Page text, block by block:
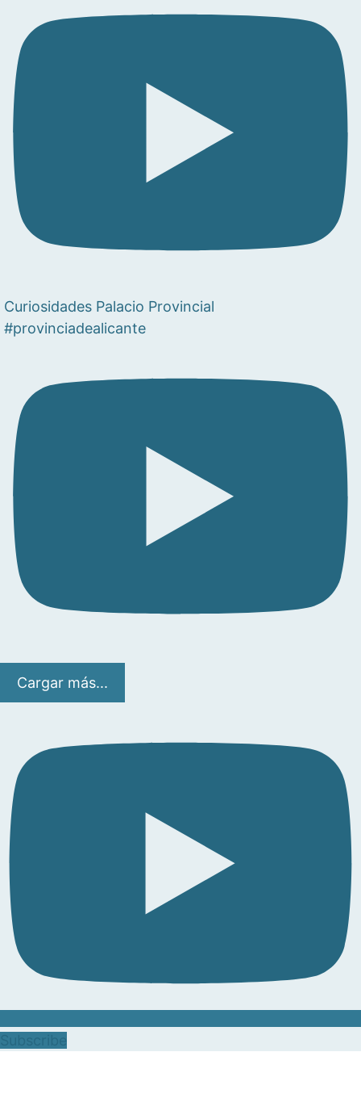
Curiosidades Palacio Provincial
#provinciadealicante
Cargar más...